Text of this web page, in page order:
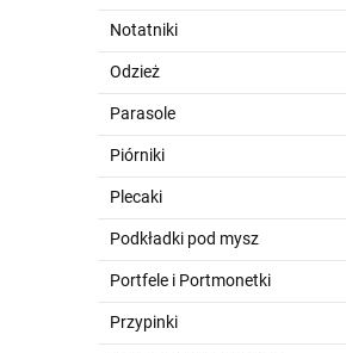
Notatniki
Odzież
Parasole
Piórniki
Plecaki
Podkładki pod mysz
Portfele i Portmonetki
Przypinki